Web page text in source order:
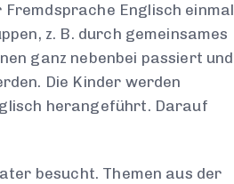
Englisch einmal
z. B. durch gemeinsames
ganz nebenbei passiert und
Die Kinder werden
herangeführt. Darauf
besucht. Themen aus der